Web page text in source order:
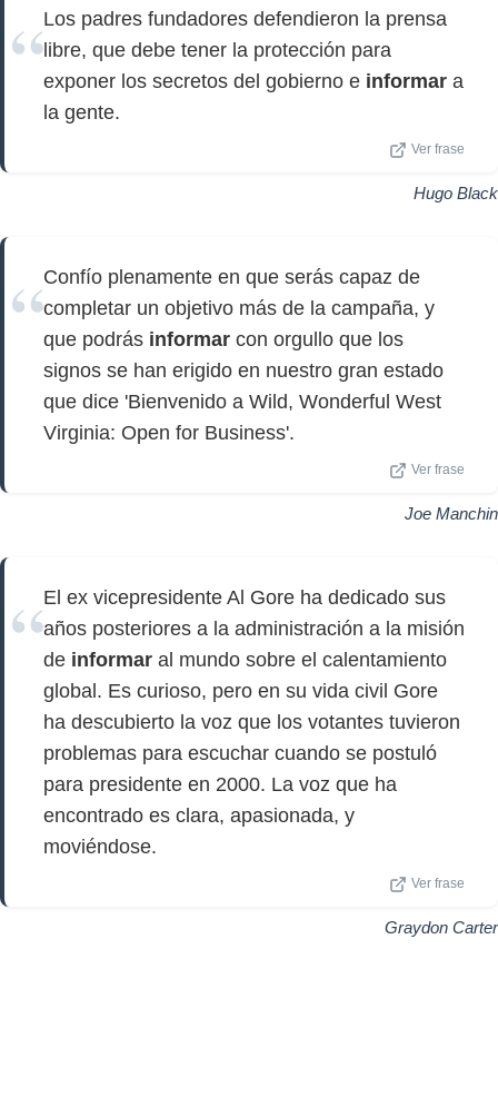
Los padres fundadores defendieron la prensa
libre, que debe tener la protección para
exponer los secretos del gobierno e informar a
la gente.
Ver frase
Hugo Black
Confío plenamente en que serás capaz de
completar un objetivo más de la campaña, y
que podrás informar con orgullo que los
signos se han erigido en nuestro gran estado
que dice 'Bienvenido a Wild, Wonderful West
Virginia: Open for Business'.
Ver frase
Joe Manchin
El ex vicepresidente Al Gore ha dedicado sus
años posteriores a la administración a la misión
de informar al mundo sobre el calentamiento
global. Es curioso, pero en su vida civil Gore
ha descubierto la voz que los votantes tuvieron
problemas para escuchar cuando se postuló
para presidente en 2000. La voz que ha
encontrado es clara, apasionada, y
moviéndose.
Ver frase
Graydon Carter